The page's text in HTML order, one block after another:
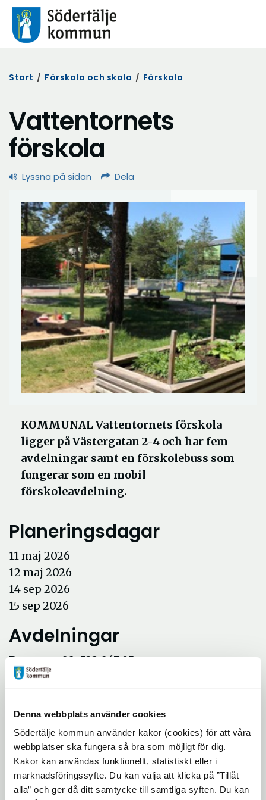
Denna webbplats använder cookies
Södertälje kommun använder kakor (cookies) för att våra
webbplatser ska fungera så bra som möjligt för dig.
Kakor kan användas funktionellt, statistiskt eller i
marknadsföringssyfte. Du kan välja att klicka på ”Tillåt
alla” och ger då ditt samtycke till samtliga syften. Du kan
Start / Förskola och skola / Förskola
Vattentornets
förskola
Lyssna på sidan Dela
KOMMUNAL Vattentornets förskola
ligger på Västergatan 2-4 och har fem
avdelningar samt en förskolebuss som
fungerar som en mobil
förskoleavdelning.
Planeringsdagar
11 maj 2026
12 maj 2026
14 sep 2026
15 sep 2026
Avdelningar
Droppen: 08-523 067 95
Pölen: 08-523 028 76
Sjön: 08-523 028 74
Havet: 08-523 028 73
Oceanen: 08-523 028 95
Är ni intresserade av att se Vattentornets
förskola så tar förskolan emot bokade besök
sista fredagen i månaden. Maila nedan e-